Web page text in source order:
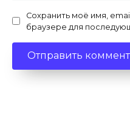
Сохранить моё имя,
браузере для